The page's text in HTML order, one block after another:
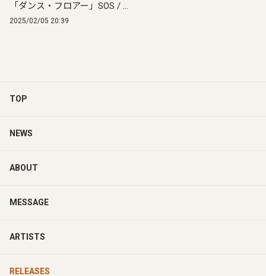
「ダンス・フロアー」SOS / "Dance Floor"
2025/02/05 20:39
TOP
NEWS
ABOUT
MESSAGE
ARTISTS
RELEASES